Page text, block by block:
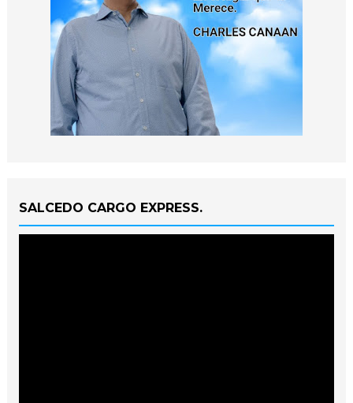
SALCEDO CARGO EXPRESS.